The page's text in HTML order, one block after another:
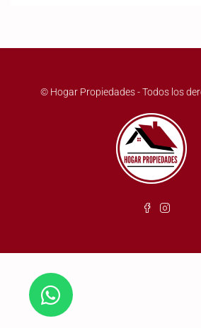
© Hogar Propiedades - Todos los